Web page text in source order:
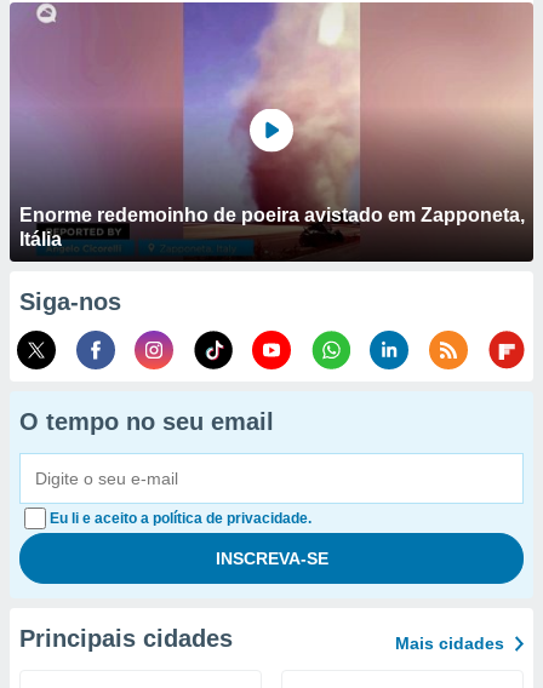
Enorme redemoinho de poeira avistado em Zapponeta,
Itália
Siga-nos
O tempo no seu email
Eu li e aceito a política de privacidade.
Principais cidades Mais cidades